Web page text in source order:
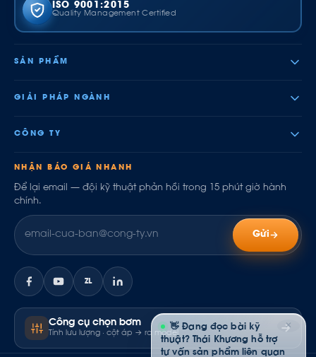
ISO 9001:2015
Quality Management Certified
SẢN PHẨM
GIẢI PHÁP NGÀNH
CÔNG TY
NHẬN BÁO GIÁ NHANH
Để lại email — đội kỹ thuật phản hồi trong 15 phút giờ hành
chính.
Gửi
ZL
Công cụ chọn bơm
Tính lưu lượng · cột áp → ra model
✕
👋 Đang đọc bài kỹ
thuật? Thái Khương hỗ trợ
tư vấn sản phẩm liên quan